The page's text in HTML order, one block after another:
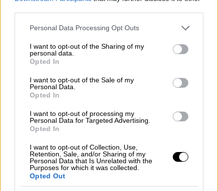
Please note that this website/app uses one or more Google
not limited to your visit or usage behaviour. You may click to
grant or deny consent to Google and its third-party tags to
use your data for below specified purposes in below Google
consent section.
Personal Data Processing Opt Outs
I want to opt-out of the Sharing of my
personal data.
Opted In
I want to opt-out of the Sale of my
Personal Data.
Opted In
I want to opt-out of processing my
Personal Data for Targeted Advertising.
Opted In
I want to opt-out of Collection, Use,
Retention, Sale, and/or Sharing of my
Personal Data that Is Unrelated with the
Purposes for which it was collected.
Opted Out
υπερτουρισμού, είτε μέσα από τα συνεχή
έργα, είτε με τα πολύ υψηλά ενοίκια
«Σκάβεται όλη η Αθήνα για να μπορέσουμε να
ανταποκριθούμε. Όταν έχεις περίπου
επισκέπτες, η πίεση είναι τεράστια».
Πλάκα»
περιοχή γύρω από την Ακρόπολη και
συγκεκριμένα στην Πλάκα, εξηγώντας ότι
σκοπεύει να σταματήσει «όλες τις